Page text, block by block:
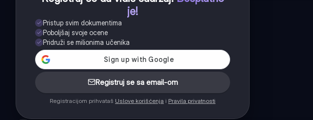
je!
Pristup svim dokumentima
Poboljšaj svoje ocene
Pridruži se milionima učenika
Registruj se sa email-om
Registracijom prihvataš Uslove korišćenja i Pravila privatnosti